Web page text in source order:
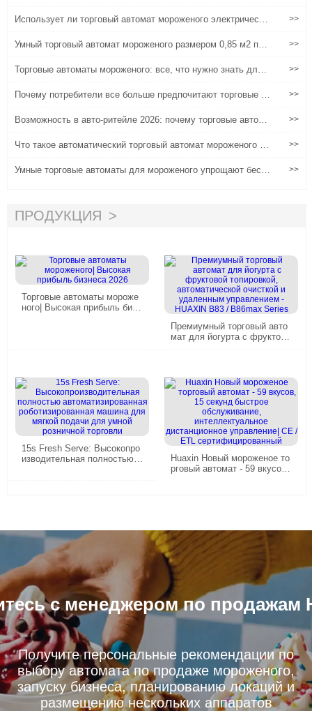
Использует ли торговый автомат мороженого электричеств
>>
Умный торговый автомат мороженого размером 0,85 м2 поб
>>
Торговые автоматы мороженого: все, что нужно знать для у
>>
Почему потребители все больше предпочитают торговые а
>>
Возможность в авто-ритейле 2026: почему торговые автома
им лучшим инвестиционным выбором
>>
Что такое автоматический торговый автомат мороженого и
>>
Умные торговые автоматы для мороженого упрощают бесп
>>
ПРОДУКЦИЯ
Торговые автоматы мороже
ного| Высокая прибыль бизн
Премиумный торговый авто
мат для йогурта с фруктово
B86max Series
15s Fresh Serve: Высокопро
изводительная полностью а
Huaxin Новый мороженое то
рговый автомат - 59 вкусов,
с менеджером по продажам
Получите персональные рекомендации по
выбору автомата по продаже мороженого,
запуску бизнеса, планированию локаций и
размещению нескольких аппаратов